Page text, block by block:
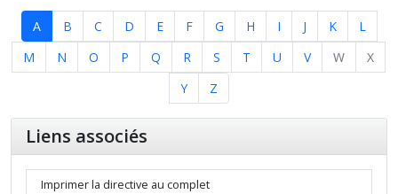
A B C D E F G H I J K
L
M
N O P Q R S T U V W
X
Y
Z
Liens associés
Imprimer la directive au complet